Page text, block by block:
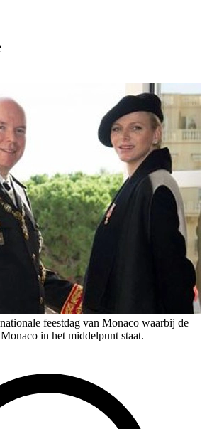
feestdag van Monaco waarbij de
in het middelpunt staat.